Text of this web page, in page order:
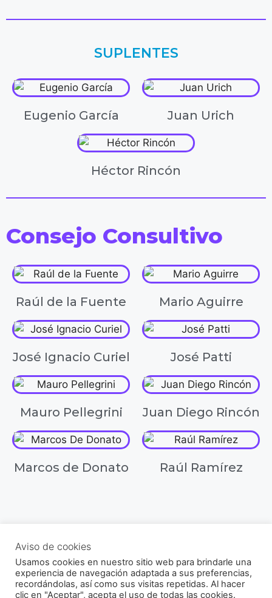
SUPLENTES
Eugenio García Juan Urich
Héctor Rincón
Consejo Consultivo
Raúl de la Fuente Mario Aguirre
José Ignacio Curiel José Patti
Mauro Pellegrini Juan Diego Rincón
Marcos de Donato Raúl Ramírez
© 2021 - 2026 Sociedad Venezolana de Acuicultura
Av. Universidad, Instituto de Zoología Agrícola, Facultad de
Agronomía UCV, Sector El Limón, Maracay, Aragua, Venezuela.
Aviso de cookies
Usamos cookies en nuestro sitio web para brindarle una
experiencia de navegación adaptada a sus preferencias,
recordándolas, así como sus visitas repetidas. Al hacer
clic en "Aceptar", acepta el uso de todas las cookies.